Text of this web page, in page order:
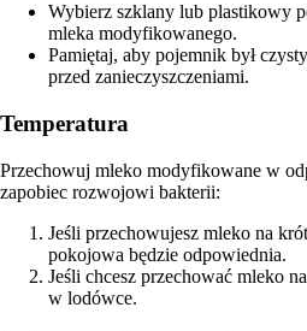
Wybierz szklany lub plastikowy
mleka modyfikowanego.
Pamiętaj, aby pojemnik był
przed zanieczyszczeniami.
Temperatura
Przechowuj mleko modyfikowane w
zapobiec rozwojowi bakterii:
Jeśli przechowujesz mleko na
pokojowa będzie odpowiednia.
Jeśli chcesz przechować mleko
w lodówce.